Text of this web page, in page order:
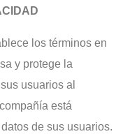
los términos en
y protege la
usuarios al
está
de sus usuarios.